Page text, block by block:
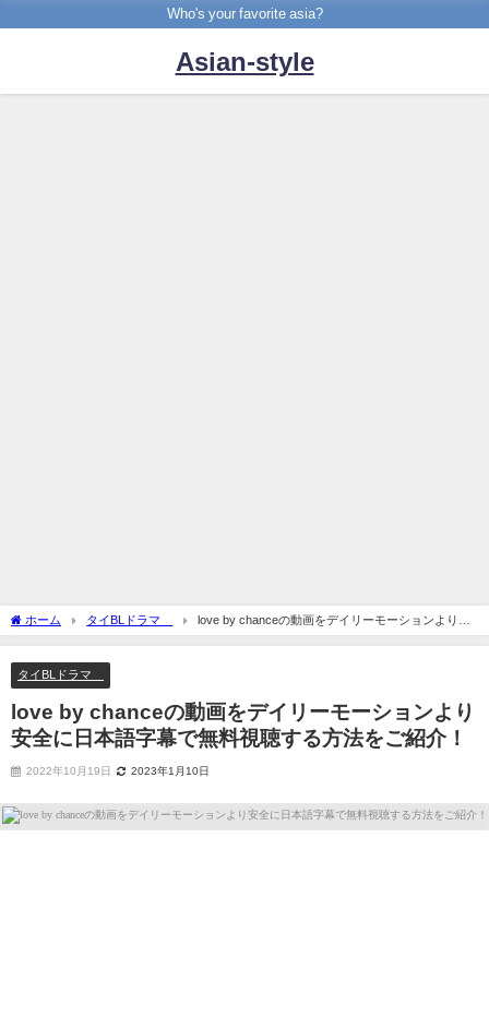
Who's your favorite asia?
Asian-style
ホーム タイBLドラマ
love by chanceの動画をデイリーモーションより安
全に日本語字幕で無料視聴する方法をご紹介！
タイBLドラマ
love by chanceの動画をデイリーモーションより
安全に日本語字幕で無料視聴する方法をご紹介！
2022年10月19日 2023年1月10日